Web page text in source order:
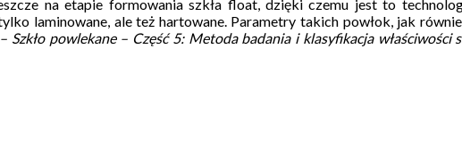
na etapie formowania szkła float, dzięki czemu jest to
laminowane, ale też hartowane. Parametry takich powłok, jak
powlekane – Część 5: Metoda badania i klasyfikacja właściwości